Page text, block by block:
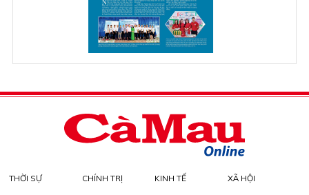
THỜI SỰ CHÍNH TRỊ KINH TẾ XÃ HỘI